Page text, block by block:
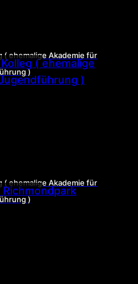
( ehemalige Akademie für
)
( ehemalige Akademie für
)